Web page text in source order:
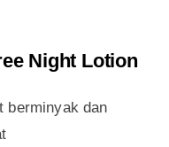
Night Lotion